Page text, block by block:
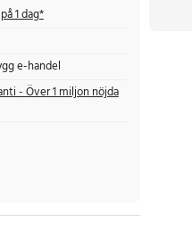
1 dag*
e-handel
- Över 1 miljon nöjda